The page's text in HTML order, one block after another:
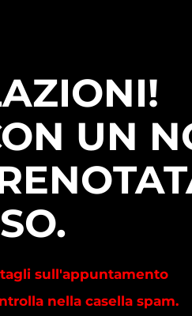
UN
sull'appuntamento
nella casella spam.